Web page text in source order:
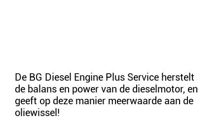
De BG Diesel Engine Plus Service herstelt
de balans en power van de dieselmotor, en
geeft op deze manier meerwaarde aan de
oliewissel!